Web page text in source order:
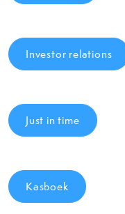
Investor relations
Just in time
Kasboek